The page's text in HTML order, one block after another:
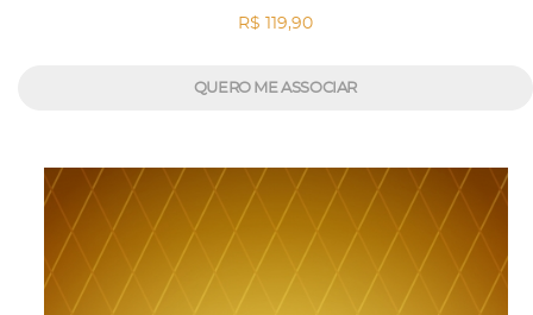
R$ 119,90
QUERO ME ASSOCIAR